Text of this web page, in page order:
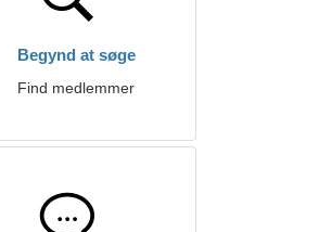
Begynd at søge
Find medlemmer